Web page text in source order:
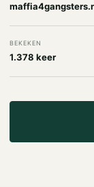
BEKEKEN
1.378 keer